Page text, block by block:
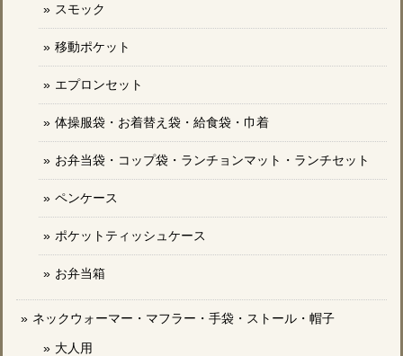
スモック
移動ポケット
エプロンセット
体操服袋・お着替え袋・給食袋・巾着
お弁当袋・コップ袋・ランチョンマット・ランチセット
ペンケース
ポケットティッシュケース
お弁当箱
ネックウォーマー・マフラー・手袋・ストール・帽子
大人用